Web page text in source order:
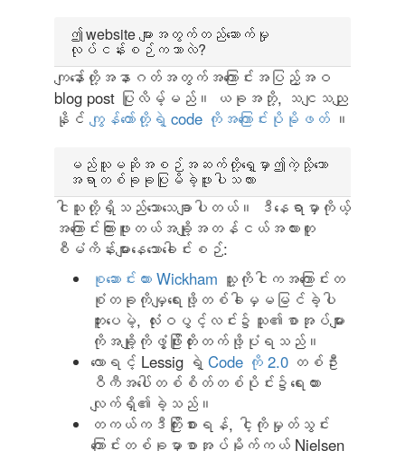
ဤ website များအတွက်တည်ဆောက်မှု
လုပ်ငန်းစဉ်ကဘာလဲ?
ကျနော်တို့အနာဂတ်အတွက်အကြောင်းအပြည့်အဝ
blog post ပြုလိမ့်မည်။ ယခုအဘို့, သငျသညျ
နိုင် ကျွန်တော်တို့ရဲ့ code ကိုအကြောင်းပိုမိုဖတ် ။
မည်သူမဆိုအစဉ်အဆက်တို့ရှေ့မှာဤကဲ့သို့သော
အရာတစ်ခုခုပြုမိခဲ့ဖူးပါသလား
ငါသူတို့ရှိသည်သောသေချာပါတယ်။ ဒီနေရာမှာကိုယ့်
အကြောင်းကြားဖူးတယ်အချို့အတန်ငယ်အလားတူ
စီမံကိန်းများနေသောခေါင်းစဉ်:
စုဆောင်းထား Wickham သူ့ကိုငါကအကြောင်းတ
စုံတခုကိုမျှရေးဖို့တစ်ခါမှမမြင်ခဲ့ပါ
ဘူးပေမဲ့, လုံးဝပွင့်လင်း၌သူ၏စာအုပ်များ
ကိုအချို့ကိုဖွံ့ဖြိုးတိုးတက်ဖို့ပုံရသည်။
လောရင့် Lessig ရဲ့ Code ကို 2.0 တစ်ဦး
ဝီကီအပေါ်တစ်စိတ်တစ်ပိုင်း၌ရေးထား
လျက်ရှိ၏ခဲ့သည်။
တကယ်ကဒီကြိုးစားရန်, ငါ့ကိုမှုတ်သွင်း
ကြောင်းတစ်ခုမှာစာအုပ်မိုက်ကယ် Nielsen